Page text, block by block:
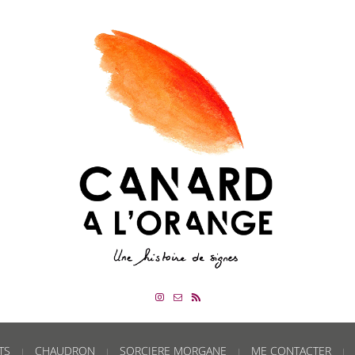
CHAUDRON SORCIERE MORGANE ME CONTACTER